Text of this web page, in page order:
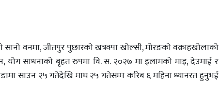
वनमा, जीतपुर पुछारको खत्रक्पा खोल्सी, मोरङको वक्राहखोलाको
योग साधनाको बृहत रुपमा वि. स. २०२७ मा इलामको माइ, देउमाई र
साउन २५ गतेदेखि माघ २५ गतेसम्म करिब ६ महिना ध्यानरत हुनुभई